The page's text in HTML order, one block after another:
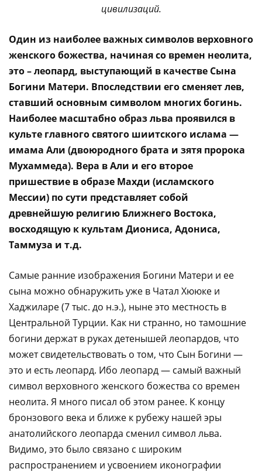
цивилизаций.
Один из наиболее важных символов верховного
женского божества, начиная со времен неолита,
это – леопард, выступающий в качестве Сына
Богини Матери. Впоследствии его сменяет лев,
ставший основным символом многих богинь.
Наиболее масштабно образ льва проявился в
культе главного святого шиитского ислама —
имама Али (двоюродного брата и зятя пророка
Мухаммеда). Вера в Али и его второе
пришествие в образе Махди (исламского
Мессии) по сути представляет собой
древнейшую религию Ближнего Востока,
восходящую к культам Диониса, Адониса,
Таммуза и т.д.
Самые ранние изображения Богини Матери и ее
сына можно обнаружить уже в Чатал Хююке и
Хаджиларе (7 тыс. до н.э.), ныне это местность в
Центральной Турции. Как ни странно, но тамошние
богини держат в руках детенышей леопардов, что
может свидетельствовать о том, что Сын Богини —
это и есть леопард. Ибо леопард — самый важный
символ верховного женского божества со времен
неолита. Я много писал об этом ранее. К концу
бронзового века и ближе к рубежу нашей эры
анатолийского леопарда сменил символ льва.
Видимо, это было связано с широким
распространением и усвоением иконографии